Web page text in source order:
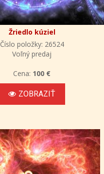
Žriedlo kúziel
Číslo položky: 26524
Voľný predaj
Cena: 100 €
ZOBRAZIŤ